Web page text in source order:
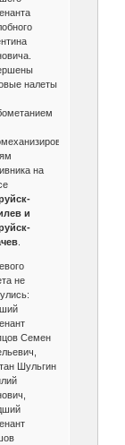
налеты
на
и
.
не
Семен
Шульгин